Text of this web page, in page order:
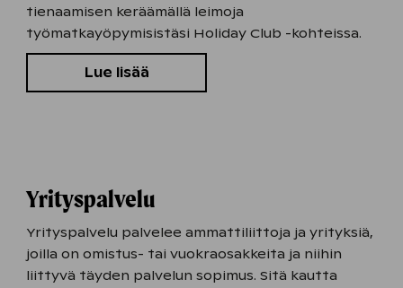
tienaamisen keräämällä leimoja
työmatkayöpymisistäsi Holiday Club -kohteissa.
Lue lisää
Yrityspalvelu
Yrityspalvelu palvelee ammattiliittoja ja yrityksiä,
joilla on omistus- tai vuokraosakkeita ja niihin
liittyvä täyden palvelun sopimus. Sitä kautta